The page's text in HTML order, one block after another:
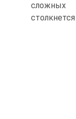
сложных